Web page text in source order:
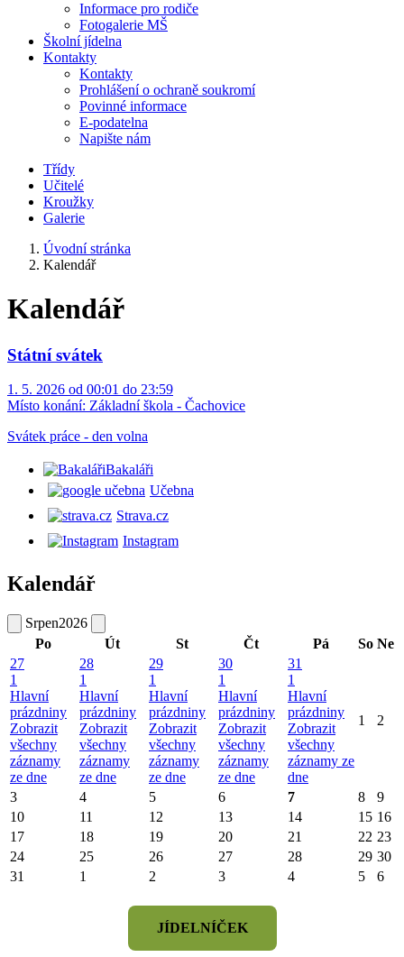
Informace pro rodiče
Fotogalerie MŠ
Školní jídelna
Kontakty
Kontakty
Prohlášení o ochraně soukromí
Povinné informace
E-podatelna
Napište nám
Třídy
Učitelé
Kroužky
Galerie
Úvodní stránka
Kalendář
Kalendář
Státní svátek
1. 5. 2026 od 00:01 do 23:59
Místo konání: Základní škola - Čachovice
Svátek práce - den volna
Bakaláři
Učebna
Strava.cz
Instagram
Kalendář
Srpen2026
Po
Út St Čt Pá So Ne
27
1
Hlavní
prázdniny
Zobrazit
všechny
záznamy
ze dne
28
1
Hlavní
prázdniny
Zobrazit
všechny
záznamy
ze dne
29
1
Hlavní
prázdniny
Zobrazit
všechny
záznamy
ze dne
30
1
Hlavní
prázdniny
Zobrazit
všechny
záznamy
ze dne
31
1
Hlavní
prázdniny
Zobrazit
všechny
záznamy ze
dne
1 2
3 4 5 6 7 8
9
10
11 12 13 14 15 16
17
18 19 20 21 22 23
24
25 26 27 28 29 30
31
1 2 3 4 5 6
JÍDELNÍČEK